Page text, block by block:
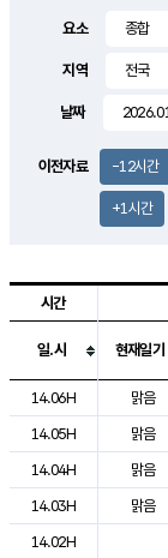
요소
지역
날짜
이전자료 -12시간
+1시간
도시별 기상실황표
시간
일.시 현재일기
14.06H
맑음
14.05H
맑음
14.04H
맑음
14.03H
맑음
14.02H